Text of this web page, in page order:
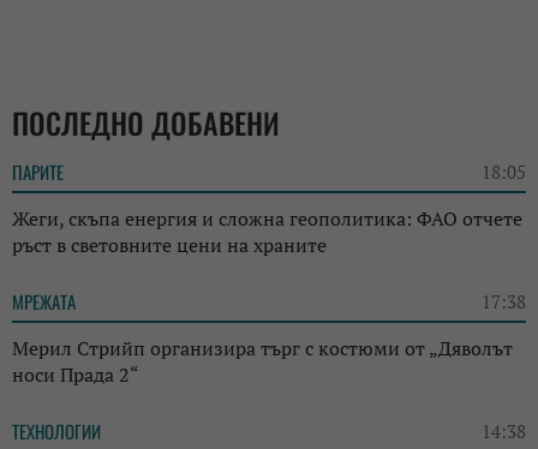
ПОСЛЕДНО ДОБАВЕНИ
ПАРИТЕ 18:05
Жеги, скъпа енергия и сложна геополитика: ФАО отчете
ръст в световните цени на храните
МРЕЖАТА 17:38
Мерил Стрийп организира търг с костюми от „Дяволът
носи Прада 2“
ТЕХНОЛОГИИ 14:38